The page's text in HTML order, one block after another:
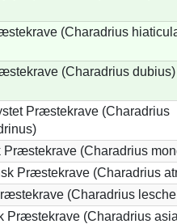
(Charadrius
(Charadrius dubius)
Præstekrave (Charadrius
Præstekrave (Charadrius
Præstekrave (Charadrius
(Charadrius
Præstekrave (Charadrius